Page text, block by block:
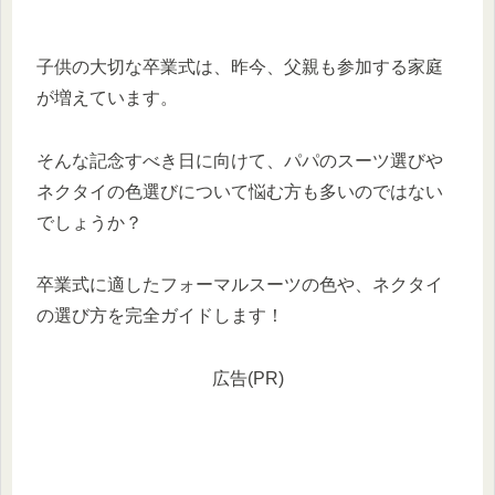
子供の大切な卒業式は、昨今、父親も参加する家庭
が増えています。
そんな記念すべき日に向けて、パパのスーツ選びや
ネクタイの色選びについて悩む方も多いのではない
でしょうか？
卒業式に適したフォーマルスーツの色や、ネクタイ
の選び方を完全ガイドします！
広告(PR)